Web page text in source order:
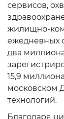
сервисов,
жилищно-
ежедневных
два
15,9
московском
технологий.
Благодаря